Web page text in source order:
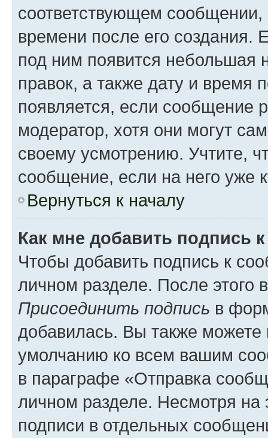
соответствующем сообщении,
времени после его создания.
под ним появится небольшая
правок, а также дату и время
появляется, если сообщение
модератор, хотя они могут
своему усмотрению. Учтите,
сообщение, если на него уже
Вернуться к началу
Как мне добавить подпись
Чтобы добавить подпись к
личном разделе. После этого
Присоединить подпись в
добавилась. Вы также можете
умолчанию ко всем вашим
в параграфе «Отправка
личном разделе. Несмотря на
подписи в отдельных